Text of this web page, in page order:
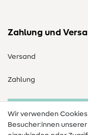
Zahlung und
Versand
Zahlung
Wir verwenden
Besucher:innen